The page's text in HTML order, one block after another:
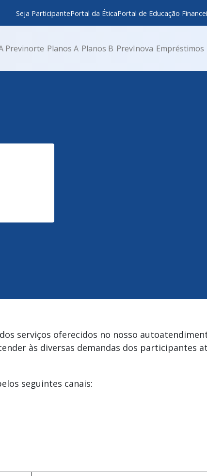
Seja ParticipantePortal da ÉticaPortal de Educação
Previnorte Planos A Planos B PrevInova Empréstimos
serviços oferecidos no nosso
às diversas demandas dos participantes
seguintes canais: